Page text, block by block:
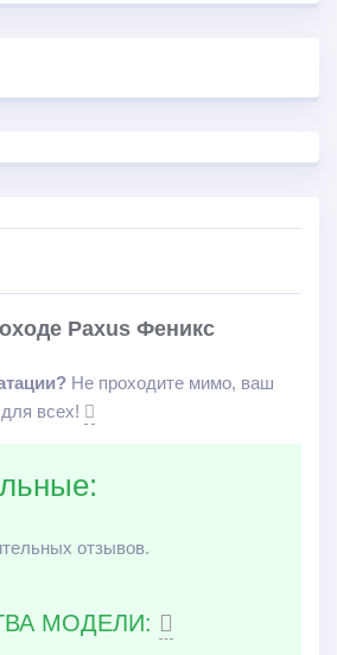
Paxus Феникс
Не проходите мимо, ваш
всех!
отзывов.
МОДЕЛИ: